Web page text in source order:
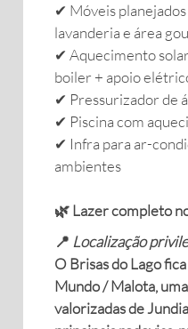
✔ Móveis planejados
lavanderia e área
✔ Aquecimento
boiler + apoio
✔ Pressurizador de
✔ Piscina com
✔ Infra para ar-
ambientes
🌿 Lazer completo
📍 Localização
O Brisas do Lago
Mundo / Malota,
valorizadas de